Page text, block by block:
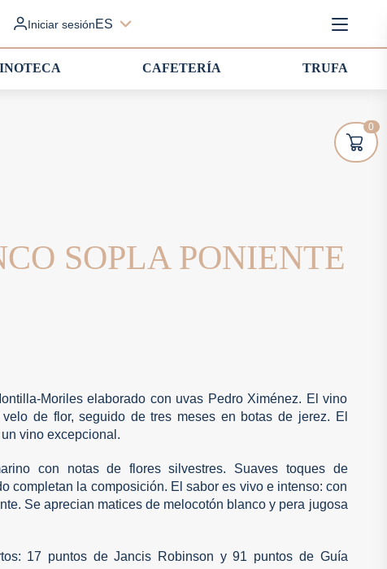
Iniciar sesiónES
CAFETERÍA TRUFA
SOPLA PONIENTE
Moriles elaborado con uvas Pedro Ximénez. El vino
de flor, seguido de tres meses en botas de jerez. El
vino excepcional.
con notas de flores silvestres. Suaves toques de
completan la composición. El sabor es vivo e intenso: con
Se aprecian matices de melocotón blanco y pera jugosa
17 puntos de Jancis Robinson y 91 puntos de Guía
0